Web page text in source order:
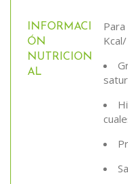
INFORMACI
ÓN
NUTRICION
AL